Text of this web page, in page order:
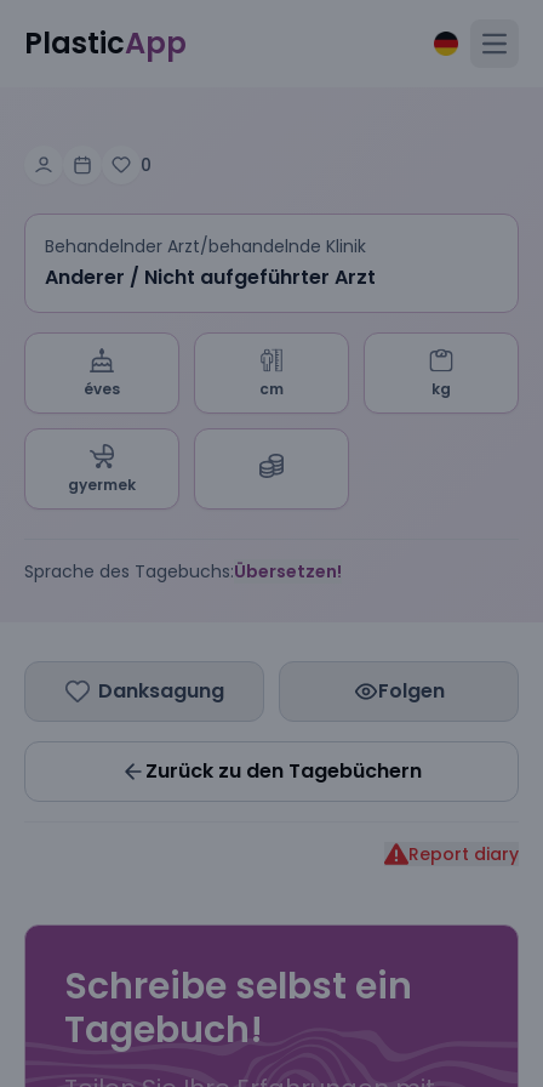
PlasticApp
0
Behandelnder Arzt/behandelnde Klinik
Anderer / Nicht aufgeführter Arzt
éves cm kg
gyermek
Sprache des Tagebuchs:Übersetzen!
Danksagung Folgen
Zurück zu den Tagebüchern
Report diary
Schreibe selbst ein
Tagebuch!